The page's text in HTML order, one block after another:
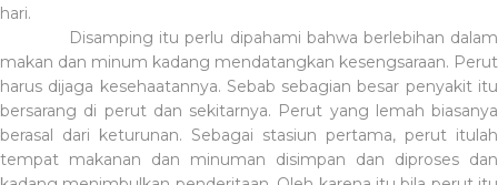
hari.
Disamping itu perlu dipahami bahwa berlebihan dalam
makan dan minum kadang mendatangkan kesengsaraan. Perut
harus dijaga kesehaatannya. Sebab sebagian besar penyakit itu
bersarang di perut dan sekitarnya. Perut yang lemah biasanya
berasal dari keturunan. Sebagai stasiun pertama, perut itulah
tempat makanan dan minuman disimpan dan diproses dan